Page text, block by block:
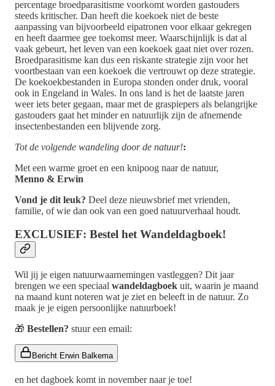
percentage broedparasitisme voorkomt worden gastouders
steeds kritischer. Dan heeft die koekoek niet de beste
aanpassing van bijvoorbeeld eipatronen voor elkaar gekregen
en heeft daarmee gee toekomst meer. Waarschijnlijk is dat al
vaak gebeurt, het leven van een koekoek gaat niet over rozen.
Broedparasitisme kan dus een riskante strategie zijn voor het
voortbestaan van een koekoek die vertrouwt op deze strategie.
De koekoekbestanden in Europa stonden onder druk, vooral
ook in Engeland in Wales. In ons land is het de laatste jaren
weer iets beter gegaan, maar met de graspiepers als belangrijke
gastouders gaat het minder en natuurlijk zijn de afnemende
insectenbestanden een blijvende zorg.
Tot de volgende wandeling door de natuur!:
Met een warme groet en een knipoog naar de natuur,
Menno & Erwin
Vond je dit leuk? Deel deze nieuwsbrief met vrienden,
familie, of wie dan ook van een goed natuurverhaal houdt.
EXCLUSIEF: Bestel het Wandeldagboek!
Wil jij je eigen natuurwaarnemingen vastleggen? Dit jaar
brengen we een speciaal wandeldagboek uit, waarin je maand
na maand kunt noteren wat je ziet en beleeft in de natuur. Zo
maak je je eigen persoonlijke natuurboek!
🎁 Bestellen? stuur een email:
Bericht Erwin Balkema
en het dagboek komt in november naar je toe!